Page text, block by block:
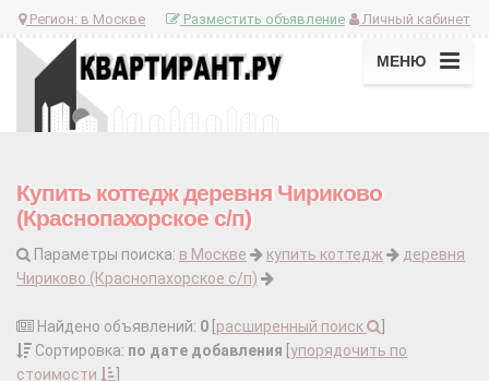
Регион: в Москве Личный кабинет
Разместить объявление
МЕНЮ
Купить коттедж деревня Чириково
(Краснопахорское с/п)
Параметры поиска: в Москве купить коттедж
деревня
Чириково (Краснопахорское с/п)
Найдено объявлений: 0 расширенный поиск
Сортировка: по дате добавления упорядочить по
стоимости